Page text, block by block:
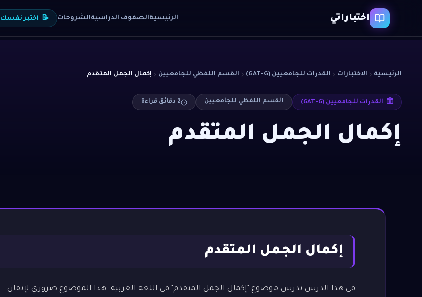
اختباراتي الرئيسيةالصفوف الدراسيةالشروحات 📝 اختبر نفسك
الرئيسية الاختبارات القدرات للجامعيين (GAT-G) القسم اللفظي للجامعيين إكمال الجمل المتقدم
القدرات للجامعيين (GAT-G) القسم اللفظي للجامعيين 2 دقائق قراءة
إكمال الجمل المتقدم
إكمال الجمل المتقدم
في هذا الدرس ندرس موضوع "إكمال الجمل المتقدم" في اللغة العربية. هذا الموضوع ضروري لإتقان